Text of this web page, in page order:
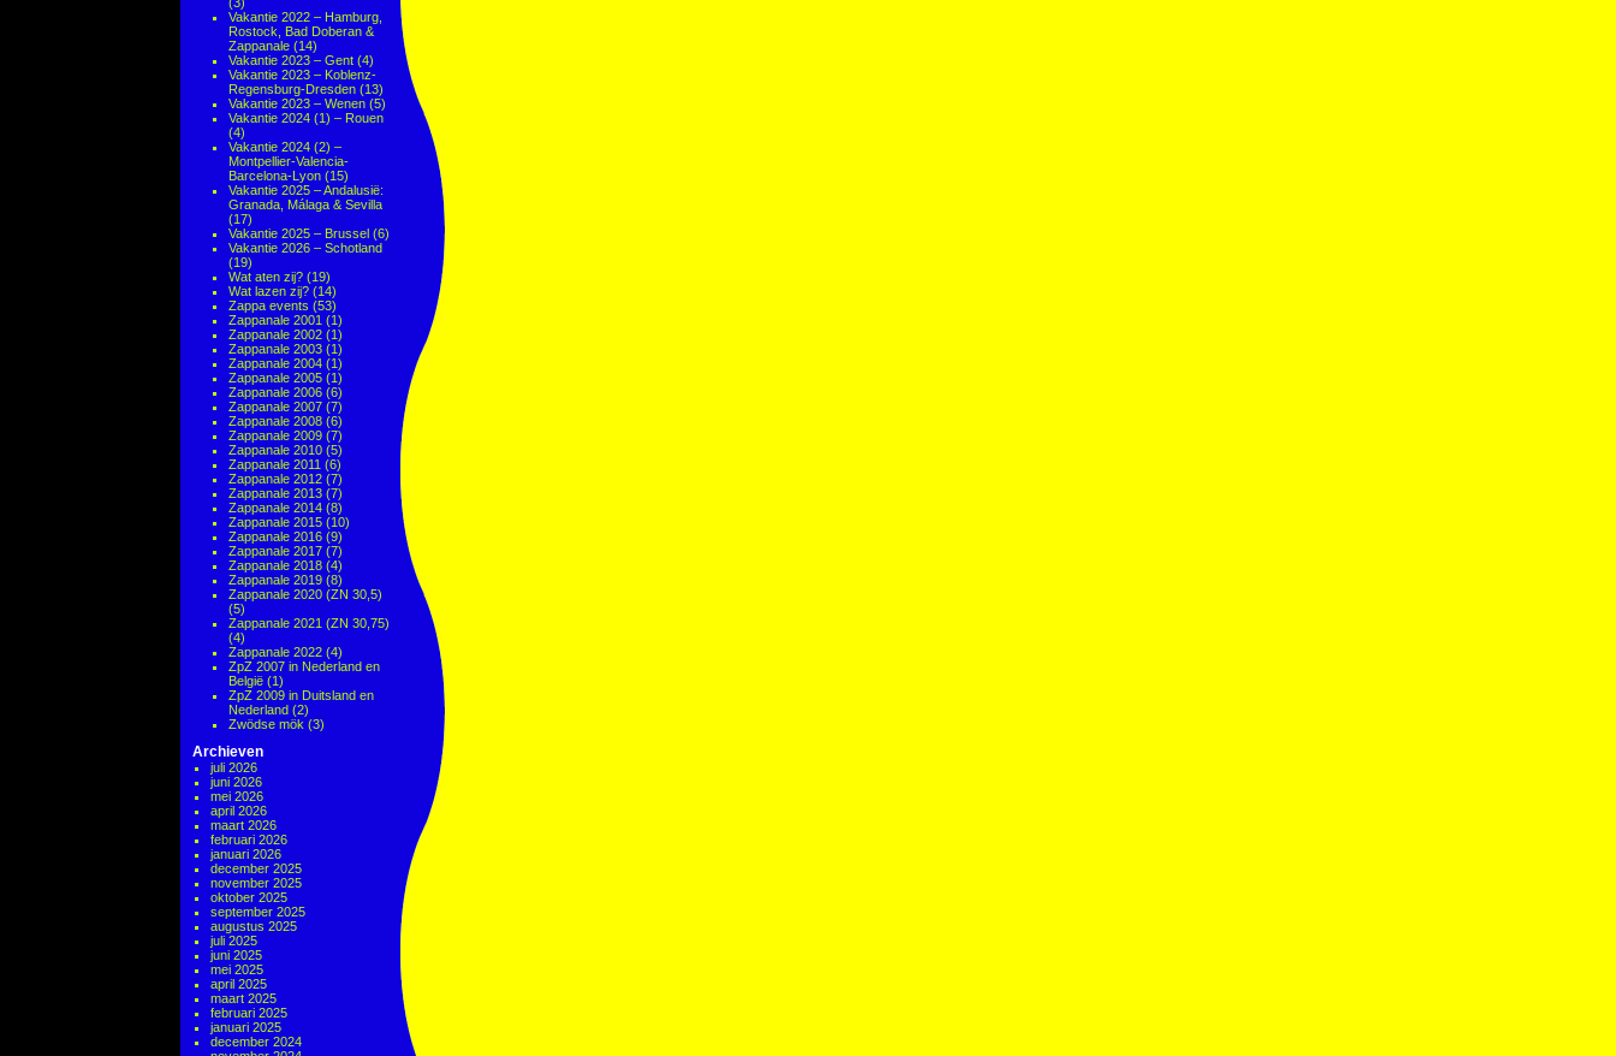
Vakantie 2022 – Hamburg,
Rostock, Bad Doberan &
Zappanale (14)
Vakantie 2023 – Gent (4)
Vakantie 2023 – Koblenz-
Regensburg-Dresden (13)
Vakantie 2023 – Wenen (5)
Vakantie 2024 (1) – Rouen
(4)
Vakantie 2024 (2) –
Montpellier-Valencia-
Barcelona-Lyon (15)
Vakantie 2025 – Andalusië:
Granada, Málaga & Sevilla
(17)
Vakantie 2025 – Brussel (6)
Vakantie 2026 – Schotland
(19)
Wat aten zij? (19)
Wat lazen zij? (14)
Zappa events (53)
Zappanale 2001 (1)
Zappanale 2002 (1)
Zappanale 2003 (1)
Zappanale 2004 (1)
Zappanale 2005 (1)
Zappanale 2006 (6)
Zappanale 2007 (7)
Zappanale 2008 (6)
Zappanale 2009 (7)
Zappanale 2010 (5)
Zappanale 2011 (6)
Zappanale 2012 (7)
Zappanale 2013 (7)
Zappanale 2014 (8)
Zappanale 2015 (10)
Zappanale 2016 (9)
Zappanale 2017 (7)
Zappanale 2018 (4)
Zappanale 2019 (8)
Zappanale 2020 (ZN 30,5)
(5)
Zappanale 2021 (ZN 30,75)
(4)
Zappanale 2022 (4)
ZpZ 2007 in Nederland en
België (1)
ZpZ 2009 in Duitsland en
Nederland (2)
Zwödse mök (3)
Archieven
juli 2026
juni 2026
mei 2026
april 2026
maart 2026
februari 2026
januari 2026
december 2025
november 2025
oktober 2025
september 2025
augustus 2025
juli 2025
juni 2025
mei 2025
april 2025
maart 2025
februari 2025
januari 2025
december 2024